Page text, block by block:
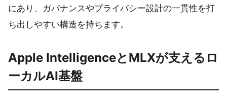
にあり、ガバナンスやプライバシー設計の一貫性を打
ち出しやすい構造を持ちます。
Apple IntelligenceとMLXが支えるロ
ーカルAI基盤